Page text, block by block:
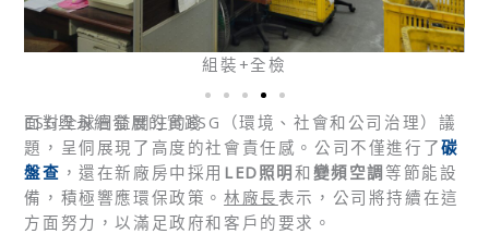
組裝+全檢
ESG與永續發展的實踐
面對全球日益關注的ESG（環境、社會和公司治理）議
題，呈侗展現了高度的社會責任感。公司不僅進行了碳
盤查 ，還在新廠房中採用 LED照明和 變頻空調等節能設
備，積極響應環保政策。林廠長表示，公司將持續在這
方面努力，以滿足政府和客戶的要求。